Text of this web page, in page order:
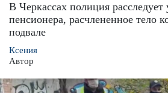
В Черкассах полиция расследует
пенсионера, расчлененное тело
подвале
Ксения
Автор